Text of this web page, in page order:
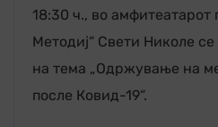
18:30 ч., во
Методиј“ Свети Николе
на тема „Одржување на
после Ковид-19“.